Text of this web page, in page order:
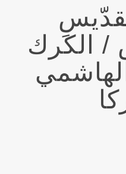
/ الكرك